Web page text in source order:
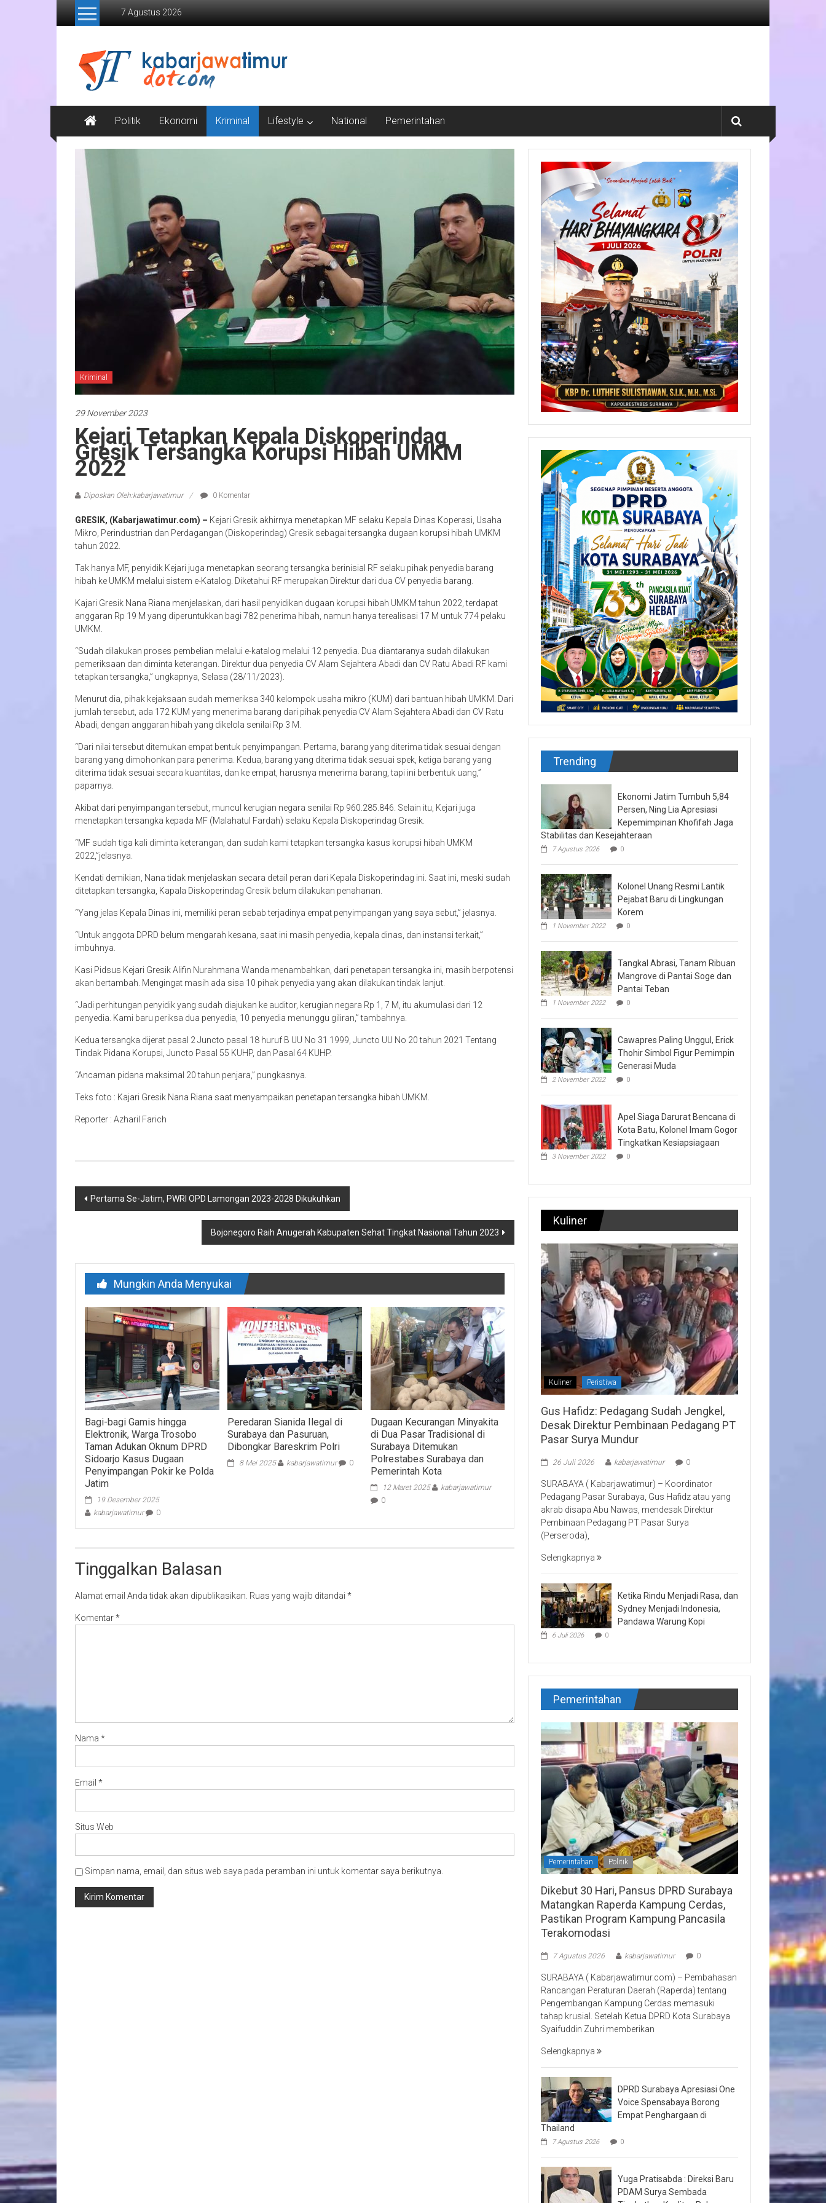
Lompat
7 Agustus 2026
Kabar
Jawa
Timur
Media
Online
Jawa
Timur
Politik Ekonomi Kriminal Lifestyle National Pemerintahan
Kriminal
29 November 2023
Kejari Tetapkan Kepala Diskoperindag
Gresik Tersangka Korupsi Hibah UMKM
2022
Diposkan Oleh:kabarjawatimur 0 Komentar
GRESIK, (Kabarjawatimur.com) – Kejari Gresik akhirnya menetapkan MF selaku Kepala Dinas Koperasi, Usaha
Mikro, Perindustrian dan Perdagangan (Diskoperindag) Gresik sebagai tersangka dugaan korupsi hibah UMKM
tahun 2022.
Tak hanya MF, penyidik Kejari juga menetapkan seorang tersangka berinisial RF selaku pihak penyedia barang
hibah ke UMKM melalui sistem e-Katalog. Diketahui RF merupakan Direktur dari dua CV penyedia barang.
Kajari Gresik Nana Riana menjelaskan, dari hasil penyidikan dugaan korupsi hibah UMKM tahun 2022, terdapat
anggaran Rp 19 M yang diperuntukkan bagi 782 penerima hibah, namun hanya terealisasi 17 M untuk 774 pelaku
UMKM.
“Sudah dilakukan proses pembelian melalui e-katalog melalui 12 penyedia. Dua diantaranya sudah dilakukan
pemeriksaan dan diminta keterangan. Direktur dua penyedia CV Alam Sejahtera Abadi dan CV Ratu Abadi RF kami
tetapkan tersangka,” ungkapnya, Selasa (28/11/2023).
Menurut dia, pihak kejaksaan sudah memeriksa 340 kelompok usaha mikro (KUM) dari bantuan hibah UMKM. Dari
jumlah tersebut, ada 172 KUM yang menerima barang dari pihak penyedia CV Alam Sejahtera Abadi dan CV Ratu
Abadi, dengan anggaran hibah yang dikelola senilai Rp 3 M.
“Dari nilai tersebut ditemukan empat bentuk penyimpangan. Pertama, barang yang diterima tidak sesuai dengan
barang yang dimohonkan para penerima. Kedua, barang yang diterima tidak sesuai spek, ketiga barang yang
diterima tidak sesuai secara kuantitas, dan ke empat, harusnya menerima barang, tapi ini berbentuk uang,”
paparnya.
Akibat dari penyimpangan tersebut, muncul kerugian negara senilai Rp 960.285.846. Selain itu, Kejari juga
menetapkan tersangka kepada MF (Malahatul Fardah) selaku Kepala Diskoperindag Gresik.
“MF sudah tiga kali diminta keterangan, dan sudah kami tetapkan tersangka kasus korupsi hibah UMKM
2022,”jelasnya.
Kendati demikian, Nana tidak menjelaskan secara detail peran dari Kepala Diskoperindag ini. Saat ini, meski sudah
ditetapkan tersangka, Kapala Diskoperindag Gresik belum dilakukan penahanan.
“Yang jelas Kepala Dinas ini, memiliki peran sebab terjadinya empat penyimpangan yang saya sebut,” jelasnya.
“Untuk anggota DPRD belum mengarah kesana, saat ini masih penyedia, kepala dinas, dan instansi terkait,”
imbuhnya.
Kasi Pidsus Kejari Gresik Alifin Nurahmana Wanda menambahkan, dari penetapan tersangka ini, masih berpotensi
akan bertambah. Mengingat masih ada sisa 10 pihak penyedia yang akan dilakukan tindak lanjut.
“Jadi perhitungan penyidik yang sudah diajukan ke auditor, kerugian negara Rp 1, 7 M, itu akumulasi dari 12
penyedia. Kami baru periksa dua penyedia, 10 penyedia menunggu giliran,” tambahnya.
Kedua tersangka dijerat pasal 2 Juncto pasal 18 huruf B UU No 31 1999, Juncto UU No 20 tahun 2021 Tentang
Tindak Pidana Korupsi, Juncto Pasal 55 KUHP, dan Pasal 64 KUHP.
“Ancaman pidana maksimal 20 tahun penjara,” pungkasnya.
Teks foto : Kajari Gresik Nana Riana saat menyampaikan penetapan tersangka hibah UMKM.
Reporter : Azharil Farich
Navigasi
Pertama Se-Jatim, PWRI OPD Lamongan 2023-2028 Dikukuhkan
Bojonegoro Raih Anugerah Kabupaten Sehat Tingkat Nasional Tahun 2023
Mungkin Anda Menyukai
Bagi-bagi Gamis hingga
Elektronik, Warga Trosobo
Taman Adukan Oknum DPRD
Sidoarjo Kasus Dugaan
Penyimpangan Pokir ke Polda
Jatim
19 Desember 2025
kabarjawatimur
0
Peredaran Sianida Ilegal di
Surabaya dan Pasuruan,
Dibongkar Bareskrim Polri
8 Mei 2025 kabarjawatimur 0
Dugaan Kecurangan Minyakita
di Dua Pasar Tradisional di
Surabaya Ditemukan
Polrestabes Surabaya dan
Pemerintah Kota
12 Maret 2025
kabarjawatimur
0
Tinggalkan Balasan
Alamat email Anda tidak akan dipublikasikan. Ruas yang wajib ditandai *
Komentar*
Nama *
Email *
Situs Web
Simpan nama, email, dan situs web saya pada peramban ini untuk komentar saya berikutnya.
Trending
Ekonomi Jatim Tumbuh 5,84
Persen, Ning Lia Apresiasi
Kepemimpinan Khofifah Jaga
Stabilitas dan Kesejahteraan
7 Agustus 2026 0
Kolonel Unang Resmi Lantik
Pejabat Baru di Lingkungan
Korem
1 November 2022 0
Tangkal Abrasi, Tanam Ribuan
Mangrove di Pantai Soge dan
Pantai Teban
1 November 2022 0
Cawapres Paling Unggul, Erick
Thohir Simbol Figur Pemimpin
Generasi Muda
2 November 2022 0
Apel Siaga Darurat Bencana di
Kota Batu, Kolonel Imam Gogor
Tingkatkan Kesiapsiagaan
3 November 2022 0
Kuliner
Kuliner Peristiwa
Gus Hafidz: Pedagang Sudah Jengkel,
Desak Direktur Pembinaan Pedagang PT
Pasar Surya Mundur
26 Juli 2026 kabarjawatimur 0
SURABAYA ( Kabarjawatimur) – Koordinator
Pedagang Pasar Surabaya, Gus Hafidz atau yang
akrab disapa Abu Nawas, mendesak Direktur
Pembinaan Pedagang PT Pasar Surya
(Perseroda),
Selengkapnya
Ketika Rindu Menjadi Rasa, dan
Sydney Menjadi Indonesia,
Pandawa Warung Kopi
6 Juli 2026 0
Pemerintahan
Pemerintahan Politik
Dikebut 30 Hari, Pansus DPRD Surabaya
Matangkan Raperda Kampung Cerdas,
Pastikan Program Kampung Pancasila
Terakomodasi
7 Agustus 2026 kabarjawatimur 0
SURABAYA ( Kabarjawatimur.com) – Pembahasan
Rancangan Peraturan Daerah (Raperda) tentang
Pengembangan Kampung Cerdas memasuki
tahap krusial. Setelah Ketua DPRD Kota Surabaya
Syaifuddin Zuhri memberikan
Selengkapnya
DPRD Surabaya Apresiasi One
Voice Spensabaya Borong
Empat Penghargaan di
Thailand
7 Agustus 2026 0
Yuga Pratisabda : Direksi Baru
PDAM Surya Sembada